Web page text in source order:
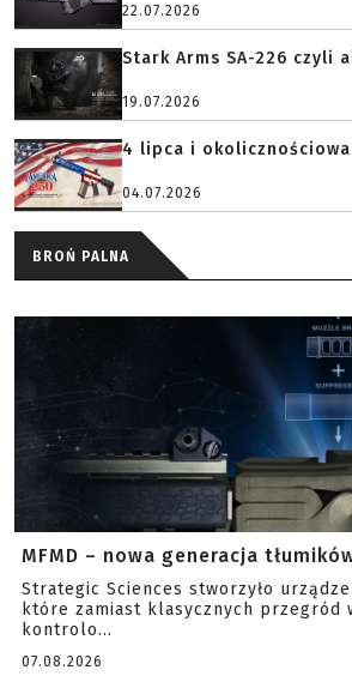
22.07.2026
Stark Arms SA-226 czyli
19.07.2026
4 lipca i
04.07.2026
BROŃ PALNA
MFMD – nowa generacja
Strategic Sciences stworzyło
które zamiast klasycznych przegród
kontrolo...
07.08.2026